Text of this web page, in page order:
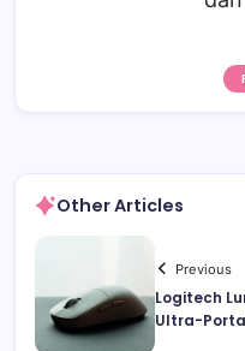
Other Articles
Previous
Logitech
Ultra-